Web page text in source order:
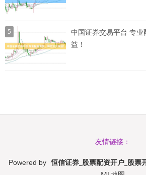
5
中国证券交易平台 专
益！
友情链接：
Powered by 恒信证券_股票配资开户_股票